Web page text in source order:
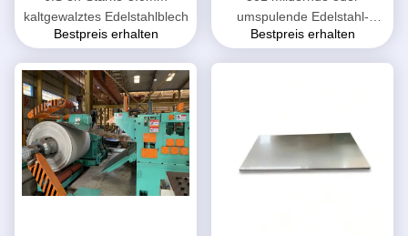
kaltgewalztes Edelstahlblech
Bestpreis erhalten
umspulende Edelstahl-
Streifen
Bestpreis erhalten